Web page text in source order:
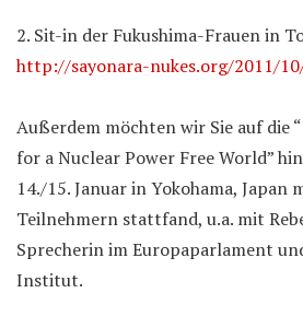
2. Sit-in der Fukushima-Frauen in
http://sayonara-nukes.org/2011/
Außerdem möchten wir Sie auf die
for a Nuclear Power Free World”
14./15. Januar in Yokohama, Japan
Teilnehmern stattfand, u.a. mit
Sprecherin im Europaparlament
Institut.